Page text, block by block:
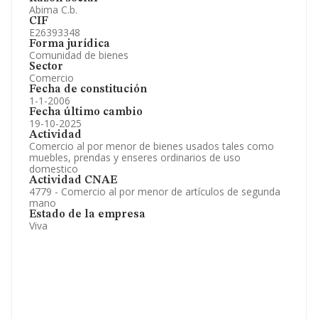
Abima C.b.
CIF
E26393348
Forma jurídica
Comunidad de bienes
Sector
Comercio
Fecha de constitución
1-1-2006
Fecha último cambio
19-10-2025
Actividad
Comercio al por menor de bienes usados tales como
muebles, prendas y enseres ordinarios de uso
domestico
Actividad CNAE
4779 - Comercio al por menor de artículos de segunda
mano
Estado de la empresa
Viva